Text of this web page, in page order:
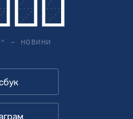
– НОВИНИ